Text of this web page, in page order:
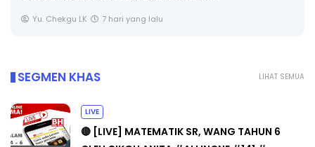
Yu. Chekgu LK 7 hari yang lalu
LIHAT SEMUA
SEGMEN KHAS
LIVE
🔴 [LIVE] MATEMATIK SR, WANG TAHUN 6